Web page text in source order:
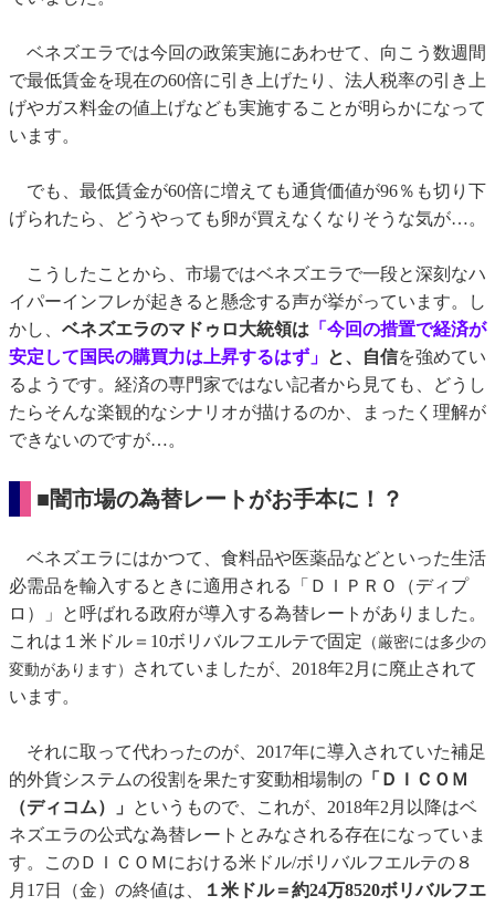
ベネズエラでは今回の政策実施にあわせて、向こう数週間
で最低賃金を現在の60倍に引き上げたり、法人税率の引き上
げやガス料金の値上げなども実施することが明らかになって
います。
でも、最低賃金が60倍に増えても通貨価値が96％も切り下
げられたら、どうやっても卵が買えなくなりそうな気が…。
こうしたことから、市場ではベネズエラで一段と深刻なハ
イパーインフレが起きると懸念する声が挙がっています。し
かし、 ベネズエラのマドゥロ大統領は 「今回の措置で経済が
安定して国民の購買力は上昇するはず」 と、自信を強めてい
るようです。経済の専門家ではない記者から見ても、どうし
たらそんな楽観的なシナリオが描けるのか、まったく理解が
できないのですが…。
■闇市場の為替レートがお手本に！？
ベネズエラにはかつて、食料品や医薬品などといった生活
必需品を輸入するときに適用される「ＤＩＰＲＯ（ディプ
ロ）」と呼ばれる政府が導入する為替レートがありました。
これは１米ドル＝10ボリバルフエルテで固定 （厳密には多少の
変動があります）
されていましたが、2018年2月に廃止されて
います。
それに取って代わったのが、2017年に導入されていた補足
的外貨システムの役割を果たす変動相場制の 「ＤＩＣＯＭ
（ディコム）」
というもので、これが、2018年2月以降はベ
ネズエラの公式な為替レートとみなされる存在になっていま
す。このＤＩＣＯＭにおける米ドル/ボリバルフエルテの８
月17日（金）の終値は、
１米ドル＝約24万8520ボリバルフエ